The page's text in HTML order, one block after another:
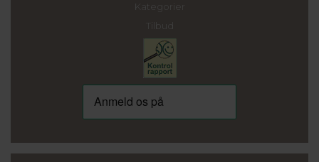
Kategorier
Tilbud